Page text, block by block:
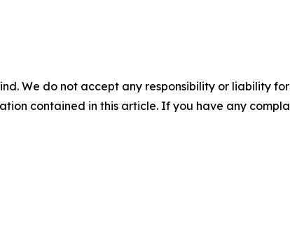
We do not accept any responsibility or liability
contained in this article. If you have any